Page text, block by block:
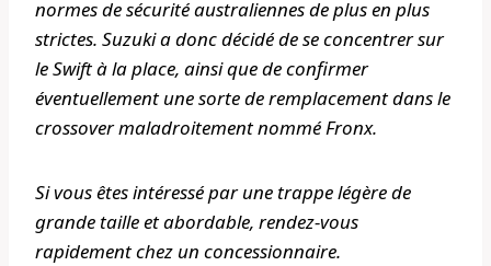
normes de sécurité australiennes de plus en plus
strictes. Suzuki a donc décidé de se concentrer sur
le Swift à la place, ainsi que de confirmer
éventuellement une sorte de remplacement dans le
crossover maladroitement nommé Fronx.
Si vous êtes intéressé par une trappe légère de
grande taille et abordable, rendez-vous
rapidement chez un concessionnaire.